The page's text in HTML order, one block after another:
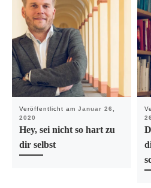
Veröffentlicht am Januar 26,
2020
Hey, sei nicht so hart zu
dir selbst